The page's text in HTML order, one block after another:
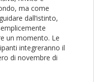
ma come
dall’istinto,
un momento. Le
integreranno il
di novembre di